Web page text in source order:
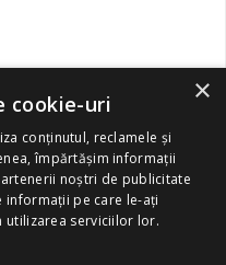
dezinfecție (21)
×
cookie-uri
conținutul, reclamele și
împărtășim informații
noștri de publicitate
informații pe care le-ați
utilizarea serviciilor lor.